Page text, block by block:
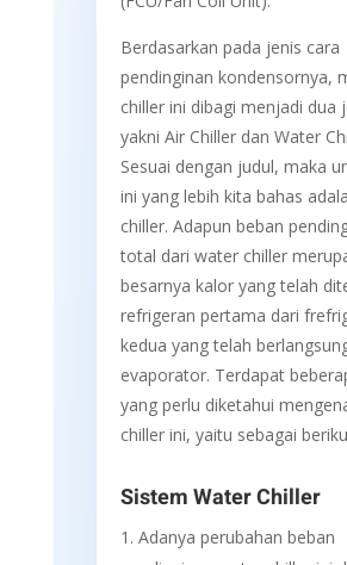
Berdasarkan pada jenis cara
pendinginan kondensornya,
chiller ini dibagi menjadi dua
yakni Air Chiller dan Water
Sesuai dengan judul, maka
ini yang lebih kita bahas
chiller. Adapun beban
total dari water chiller
besarnya kalor yang telah
refrigeran pertama dari
kedua yang telah
evaporator. Terdapat
yang perlu diketahui
chiller ini, yaitu sebagai
Sistem Water Chiller
Adanya perubahan beban